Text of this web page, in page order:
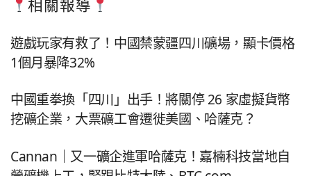
相關報導
遊戲玩家有救了！中國禁蒙疆四川礦場，顯卡價格
1個月暴降32%
中國重拳換「四川」出手！將關停 26 家虛擬貨幣
挖礦企業，大票礦工會遷徙美國、哈薩克？
Cannan｜又一礦企進軍哈薩克！嘉楠科技當地自